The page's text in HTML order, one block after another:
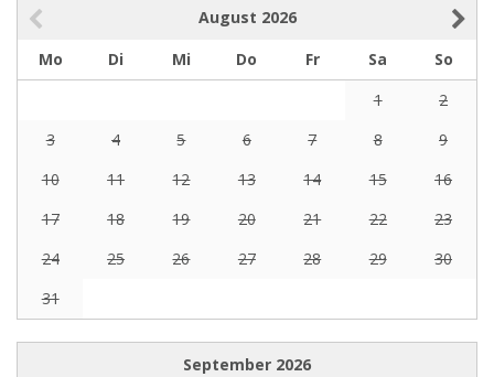
August 2026
Mo
Di Mi Do Fr Sa
So
1
2
3
4 5 6 7 8
9
10
11 12 13 14 15
16
17
18 19 20 21 22
23
24
25 26 27 28 29
30
31
September 2026